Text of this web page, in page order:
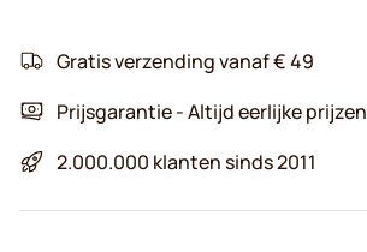
Gratis verzending vanaf € 49
Prijsgarantie - Altijd eerlijke prijzen
2.000.000 klanten sinds 2011